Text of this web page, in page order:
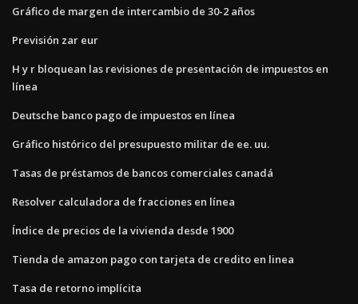
Gráfico de margen de intercambio de 30-2 años
Previsión zar eur
H y r bloquean las revisiones de presentación de impuestos en
línea
Deutsche banco pago de impuestos en línea
Gráfico histórico del presupuesto militar de ee. uu.
Tasas de préstamos de bancos comerciales canadá
Resolver calculadora de fracciones en línea
Índice de precios de la vivienda desde 1900
Tienda de amazon pago con tarjeta de credito en linea
Tasa de retorno implícita